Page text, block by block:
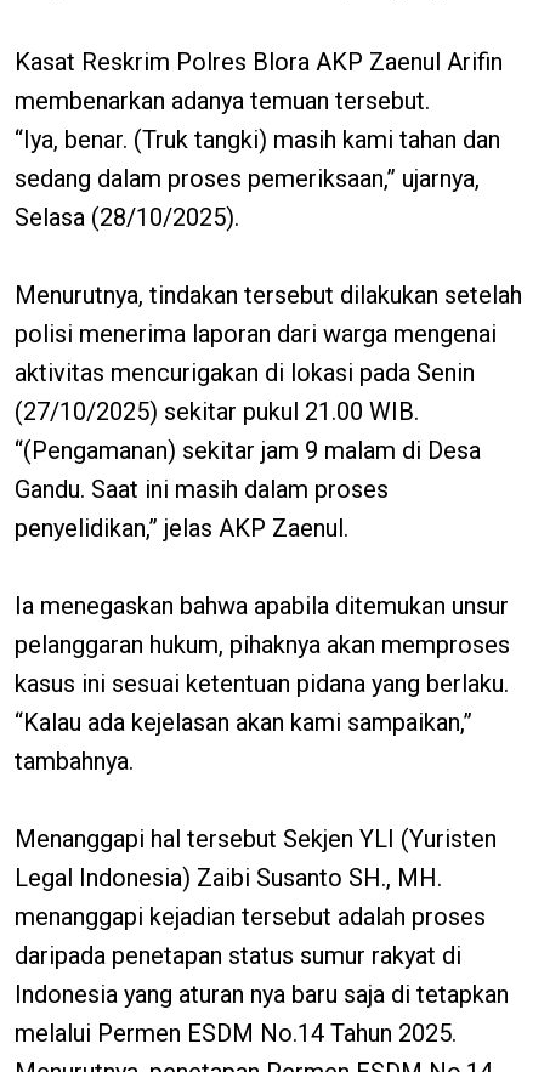
Kasat Reskrim Polres Blora AKP Zaenul Arifin
membenarkan adanya temuan tersebut.
“Iya, benar. (Truk tangki) masih kami tahan dan
sedang dalam proses pemeriksaan,” ujarnya,
Selasa (28/10/2025).
Menurutnya, tindakan tersebut dilakukan setelah
polisi menerima laporan dari warga mengenai
aktivitas mencurigakan di lokasi pada Senin
(27/10/2025) sekitar pukul 21.00 WIB.
“(Pengamanan) sekitar jam 9 malam di Desa
Gandu. Saat ini masih dalam proses
penyelidikan,” jelas AKP Zaenul.
Ia menegaskan bahwa apabila ditemukan unsur
pelanggaran hukum, pihaknya akan memproses
kasus ini sesuai ketentuan pidana yang berlaku.
“Kalau ada kejelasan akan kami sampaikan,”
tambahnya.
Menanggapi hal tersebut Sekjen YLI (Yuristen
Legal Indonesia) Zaibi Susanto SH., MH.
menanggapi kejadian tersebut adalah proses
daripada penetapan status sumur rakyat di
Indonesia yang aturan nya baru saja di tetapkan
melalui Permen ESDM No.14 Tahun 2025.